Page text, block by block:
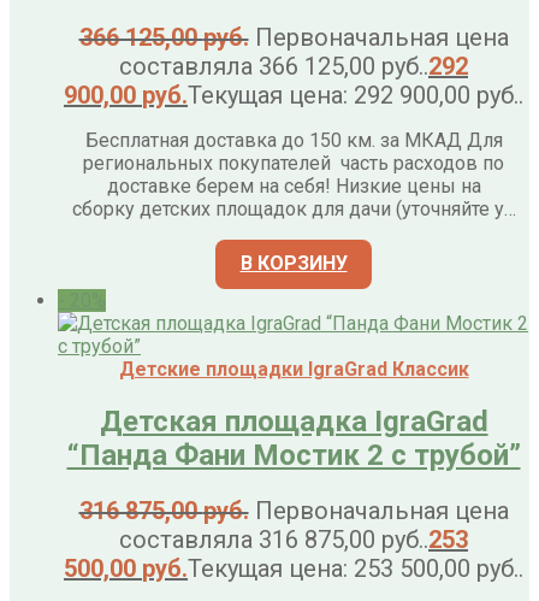
366 125,00руб. Первоначальная цена
составляла 366 125,00 руб..292
900,00 руб.Текущая цена: 292 900,00 руб..
Бесплатная доставка до 150 км. за МКАД Для
региональных покупателей часть расходов по
доставке берем на себя! Низкие цены на
сборку детских площадок для дачи (уточняйте у…
В КОРЗИНУ
Детские площадки IgraGrad Классик
Детская площадка IgraGrad
“Панда Фани Мостик 2 с трубой”
316 875,00руб. Первоначальная цена
составляла 316 875,00 руб..253
500,00 руб.Текущая цена: 253 500,00 руб..